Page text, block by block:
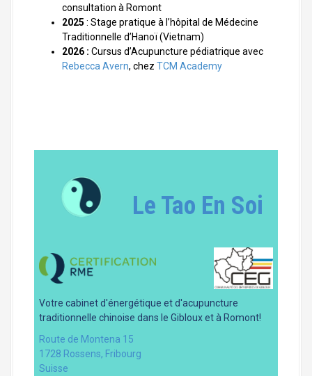
consultation à Romont
2025 : Stage pratique à l’hôpital de Médecine
Traditionnelle d’Hanoï (Vietnam)
2026 : Cursus d’Acupuncture pédiatrique avec
Rebecca Avern, chez TCM Academy
Le Tao En Soi
Votre cabinet d'énergétique et d'acupuncture
traditionnelle chinoise dans le Gibloux et à Romont!
Route de Montena 15
1728 Rossens, Fribourg
Suisse